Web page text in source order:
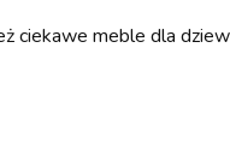
ciekawe meble dla